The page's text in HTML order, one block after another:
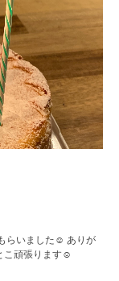
らいました☺ ありが
こ頑張ります☺